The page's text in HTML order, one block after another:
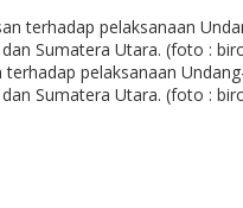
pelaksanaan
Sumatera Utara. (foto :